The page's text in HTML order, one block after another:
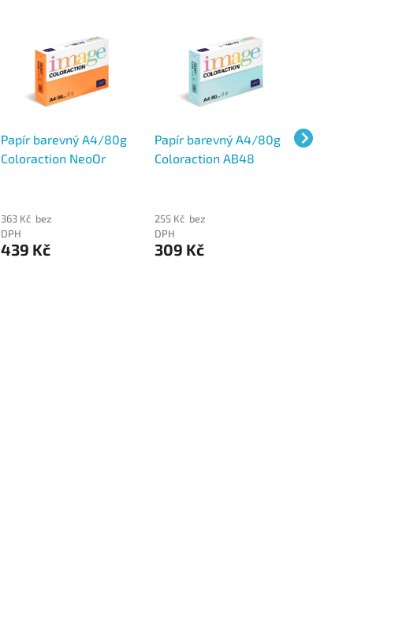
Papír barevný A4/80g
Coloraction NeoOr
363 Kč bez
DPH
439 Kč
Papír barevný A4/80g
Coloraction AB48
255 Kč bez
DPH
309 Kč
Papír barevný